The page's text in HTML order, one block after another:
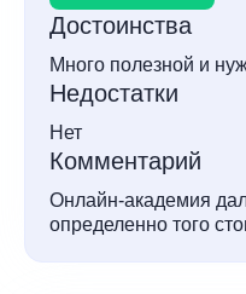
Достоинства
Много полезной и
Недостатки
Нет
Комментарий
Онлайн-академия
определенно того